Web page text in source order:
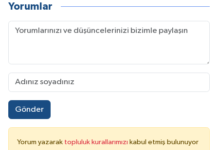
Yorumlar
Gönder
Yorum yazarak topluluk kurallarımızı kabul etmiş bulunuyor